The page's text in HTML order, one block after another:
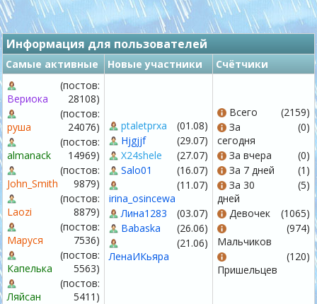
Информация для пользователей
Самые активные Новые участники Счётчики
Вериока
(постов:
28108)
руша
(постов:
24076)
almanack
(постов:
14969)
John_Smith
(постов:
9879)
Laozi
(постов:
8879)
Маруся
(постов:
7536)
Капелька
(постов:
5563)
Ляйсан
(постов:
5411)
ptaletprxa
(01.08)
Hjgjjf
(29.07)
X24shele
(27.07)
Salo01
(16.07)
irina_osincewa
(11.07)
Лина1283
(03.07)
Babaska
(26.06)
ЛенаИКьяра
(21.06)
Всего
(2159)
За
сегодня
(0)
За вчера
(0)
За 7 дней
(1)
За 30
дней
(5)
Девочек (1065)
Мальчиков
(974)
Пришельцев
(120)